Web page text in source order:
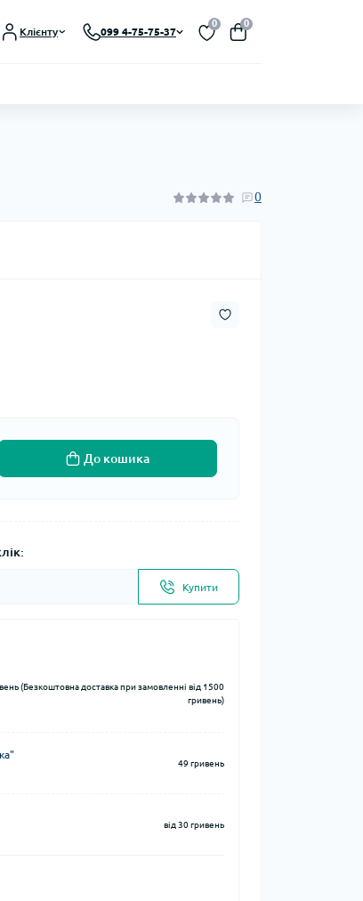
Клієнту 099 4-75-75-37
0 0
0
До кошика
Купити
(Безкоштовна доставка при замовленні від 1500
гривень)
49 гривень
від 30 гривень